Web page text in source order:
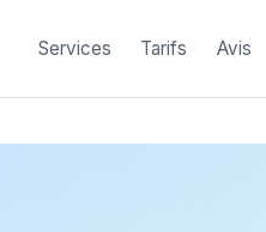
Services Tarifs Avis